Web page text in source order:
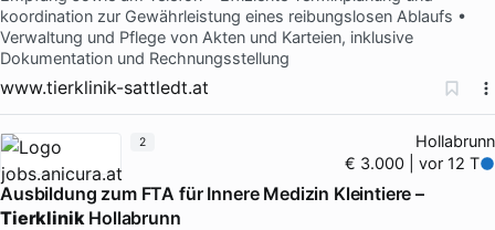
koordination zur Gewährleistung eines reibungslosen Ablaufs •
Verwaltung und Pflege von Akten und Karteien, inklusive
Dokumentation und Rechnungsstellung
www.tierklinik-sattledt.at
Hollabrunn
€ 3.000 | vor 12 T
Ausbildung zum FTA für Innere Medizin Kleintiere –
Tierklinik Hollabrunn
2